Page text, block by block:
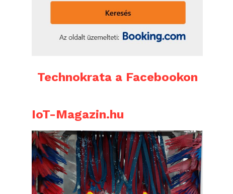
Technokrata a Facebookon
IoT-Magazin.hu